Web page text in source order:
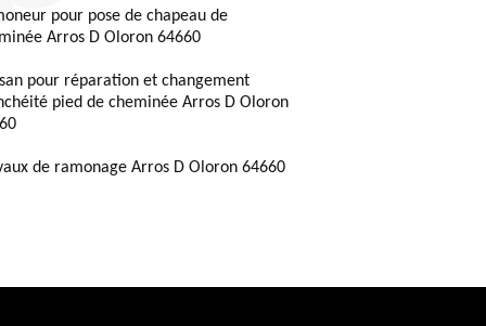
pour pose de chapeau de
Arros D Oloron 64660
pour réparation et changement
pied de cheminée Arros D Oloron
de ramonage Arros D Oloron 64660